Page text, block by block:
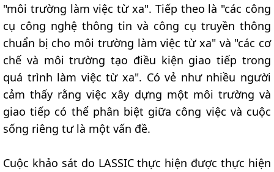
"môi trường làm việc từ xa". Tiếp theo là "các công
cụ công nghệ thông tin và công cụ truyền thông
chuẩn bị cho môi trường làm việc từ xa" và "các cơ
chế và môi trường tạo điều kiện giao tiếp trong
quá trình làm việc từ xa". Có vẻ như nhiều người
cảm thấy rằng việc xây dựng một môi trường và
giao tiếp có thể phân biệt giữa công việc và cuộc
sống riêng tư là một vấn đề.
Cuộc khảo sát do LASSIC thực hiện được thực hiện